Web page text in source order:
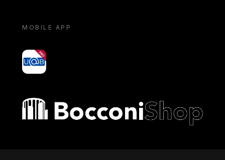
MOBILE APP
yoU@B
Bocconi shop